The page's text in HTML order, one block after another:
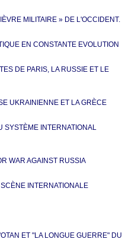
MILITAIRE » DE L'OCCIDENT.
EN CONSTANTE EVOLUTION
DE PARIS, LA RUSSIE ET LE
UKRAINIENNE ET LA GRÈCE
SYSTÈME INTERNATIONAL
WAR AGAINST RUSSIA
INTERNATIONALE
ET "LA LONGUE GUERRE" DU